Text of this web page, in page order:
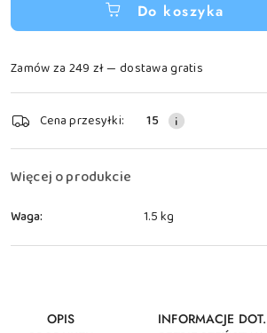
Do koszyka
Zamów za 249 zł — dostawa gratis
i
dostawa
Cena przesyłki: 15
Więcej o produkcie
Waga: 1.5 kg
OPIS
INFORMACJE DOT.